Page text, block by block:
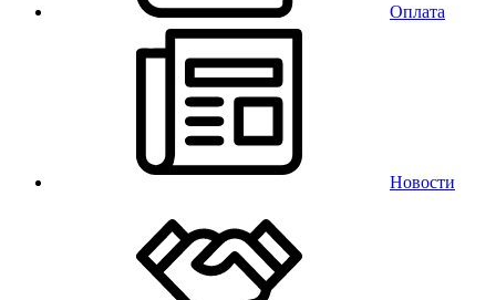
Оплата
Новости